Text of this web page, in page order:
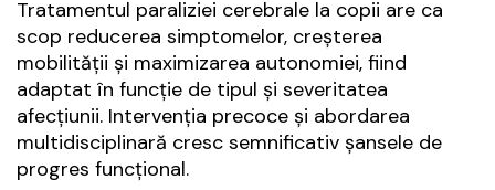
Tratamentul paraliziei cerebrale la copii are ca
scop reducerea simptomelor, creșterea
mobilității și maximizarea autonomiei, fiind
adaptat în funcție de tipul și severitatea
afecțiunii. Intervenția precoce și abordarea
multidisciplinară cresc semnificativ șansele de
progres funcțional.